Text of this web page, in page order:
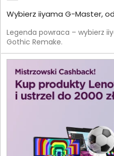
Wybierz iiyama G-Master,
Legenda powraca – wybierz
Gothic Remake.